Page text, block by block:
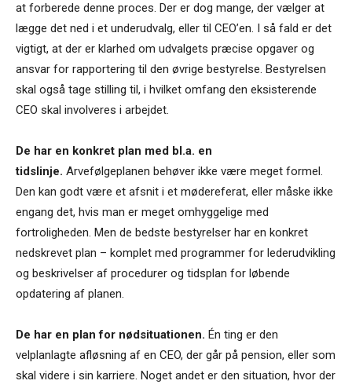
at forberede denne proces. Der er dog mange, der vælger at
lægge det ned i et underudvalg, eller til CEO’en. I så fald er det
vigtigt, at der er klarhed om udvalgets præcise opgaver og
ansvar for rapportering til den øvrige bestyrelse. Bestyrelsen
skal også tage stilling til, i hvilket omfang den eksisterende
CEO skal involveres i arbejdet.
De har en konkret plan med bl.a. en
tidslinje. Arvefølgeplanen behøver ikke være meget formel.
Den kan godt være et afsnit i et mødereferat, eller måske ikke
engang det, hvis man er meget omhyggelige med
fortroligheden. Men de bedste bestyrelser har en konkret
nedskrevet plan – komplet med programmer for lederudvikling
og beskrivelser af procedurer og tidsplan for løbende
opdatering af planen.
De har en plan for nødsituationen. Én ting er den
velplanlagte afløsning af en CEO, der går på pension, eller som
skal videre i sin karriere. Noget andet er den situation, hvor der